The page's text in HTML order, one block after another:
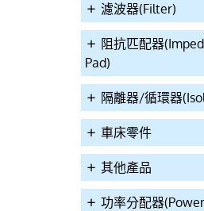
濾波器(Filter)
阻抗匹配器
Pad)
隔離器/循環器
車床零件
其他產品
功率分配器